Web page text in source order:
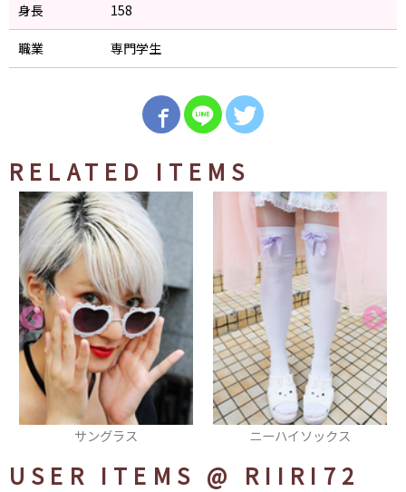
身長 158
職業 専門学生
RELATED ITEMS
ニーハイソックス スマフォカバー
USER ITEMS @ RIIRI72